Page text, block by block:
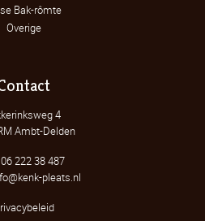
Bak-rômte
Overige
4
Ambt-Delden
222 38 487
pleats.nl